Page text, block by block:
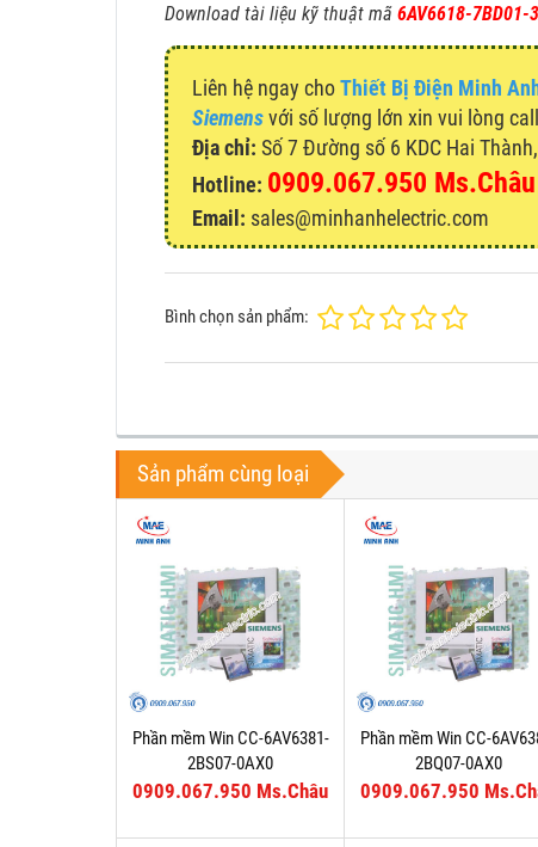
Download tài liệu kỹ thuật mã 6AV6618-7BD01-
Liên hệ ngay choThiết Bị Điện Minh
Siemensvới số lượng lớn xin vui lòng
Địa chỉ: Số 7 Đường số 6 KDC Hai
Hotline: 0909.067.950 Ms.Châu
Email: sales@minhanhelectric.com
Bình chọn sản phẩm:
Sản phẩm cùng loại
Phần mềm Win CC-6AV6381-
2BS07-0AX0
0909.067.950 Ms.Châu
Phần mềm Win CC-
2BQ07-0AX0
0909.067.950